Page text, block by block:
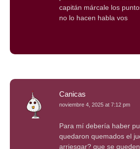
capitán márcale los
no lo hacen habla vos
Canicas
noviembre 4, 2025 at 7:12 pm
Para mí debería haber
quedaron quemados el
arriesgar? que se